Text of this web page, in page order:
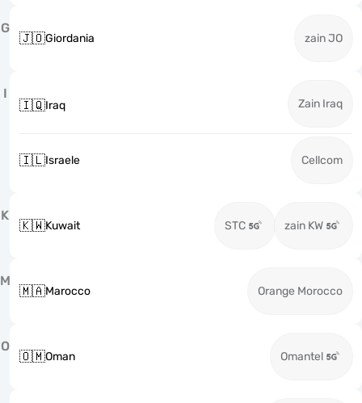
G
🇯🇴Giordania zain JO
I
🇮🇶Iraq Zain Iraq
🇮🇱Israele Cellcom
K
🇰🇼Kuwait STC zain KW
M
🇲🇦Marocco Orange Morocco
O
🇴🇲Oman Omantel